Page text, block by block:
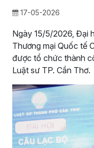
Dịch Vụ Pháp Lý
Tin Tức
Liên
Hệ
17-05-2026
Ngày 15/5/2026, Đại
Thương mại Quốc tế
được tổ chức thành
Luật sư TP. Cần Thơ.